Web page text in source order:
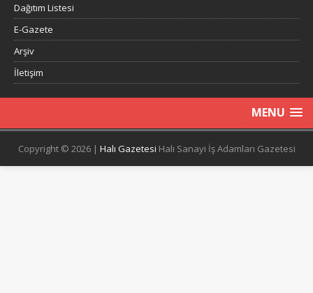
Dağıtım Listesi
E-Gazete
Arşiv
İletişim
MENU
Copyright © 2026 | Halı Gazetesi Halı Sanayi İş Adamları Gazetesi